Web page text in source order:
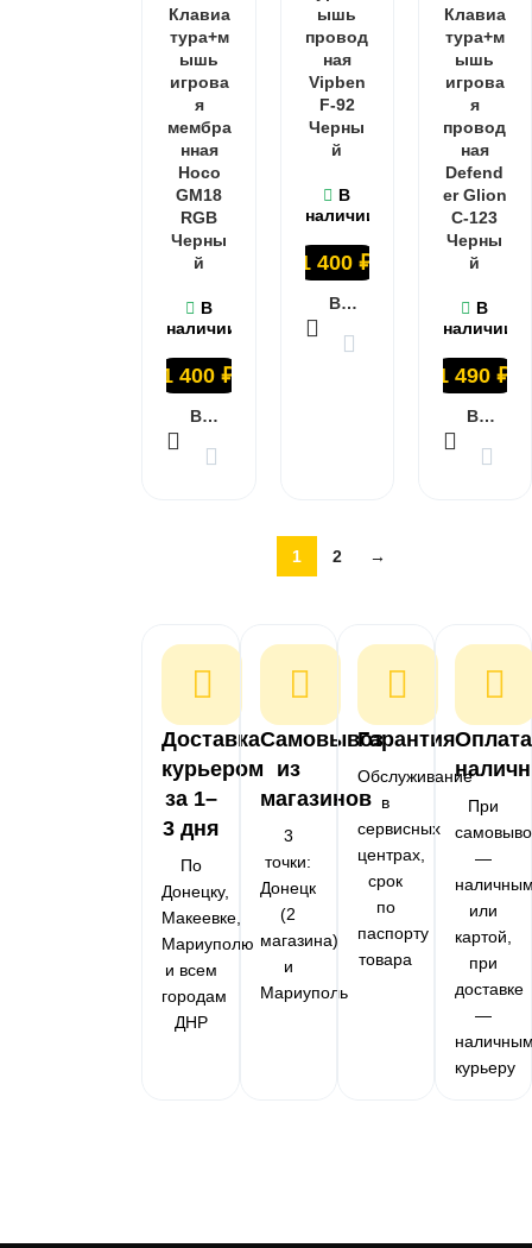
Клавиа
тура+м
ышь
игрова
я
мембра
нная
Hoco
GM18
RGB
Черны
й
В
наличии
1 400₽
В КОРЗИНУ
ышь
провод
ная
Vipben
F-92
Черны
й
В
наличии
1 400₽
В КОРЗИНУ
Клавиа
тура+м
ышь
игрова
я
провод
ная
Defend
er Glion
C-123
Черны
й
В
наличии
1 490₽
В КОРЗИНУ
1 2 →
Доставка
курьером
за 1–
3 дня
По
Донецку,
Макеевке,
Мариуполю
и всем
городам
ДНР
Самовывоз
из
магазинов
3
точки:
Донецк
(2
магазина)
и
Мариуполь
Гарантия
Обслуживание
в
сервисных
центрах,
срок
по
паспорту
товара
Оплата
При
—
или
картой,
при
доставке
—
курьеру